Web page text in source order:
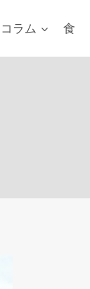
コラム 食